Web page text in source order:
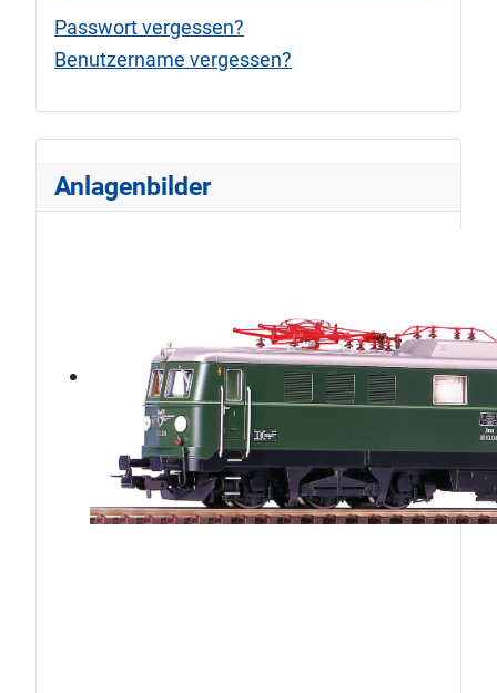
Passwort vergessen?
Benutzername vergessen?
Anlagenbilder